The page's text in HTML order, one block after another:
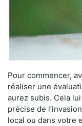
Pour commencer,
réaliser une
aurez subis. Cela
précise de
local ou dans votre